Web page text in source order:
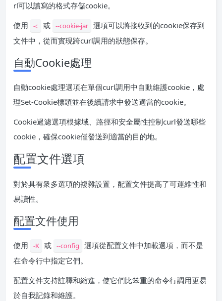
rl可以讀寫的格式存儲cookie。
使用
-c 或 --cookie-jar 選項可以將接收到的cookie保存到
文件中，從而實現跨curl調用的狀態保存。
自動Cookie處理
自動cookie處理選項在單個curl調用中自動維護cookie，處
理Set-Cookie標頭並在後續請求中發送適當的cookie。
Cookie過濾選項根據域、路徑和安全屬性控制curl發送哪些
cookie，確保cookie僅發送到適當的目的地。
配置文件選項
對於具有衆多選項的複雜設置，配置文件提高了可運維性和
易讀性。
配置文件使用
使用 -K 或 --config
選項從配置文件中加載選項，而不是
在命令行中指定它們。
配置文件支持註釋和縮進，使它們比笨重的命令行調用更易
於自我記錄和維護。